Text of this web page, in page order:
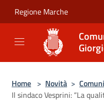
Regione Marche
Home > Novità >
Il sindaco Vesprini: “La